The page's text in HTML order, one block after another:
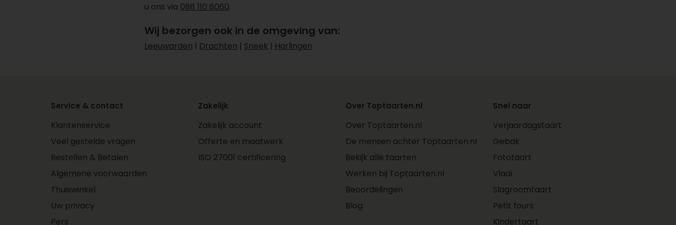
u ons via 088 110 8060.
Wij bezorgen ook in de omgeving van:
Leeuwarden | Drachten | Sneek | Harlingen
Service & contact
Klantenservice
Veel gestelde vragen
Bestellen & Betalen
Algemene voorwaarden
Thuiswinkel
Uw privacy
Pers
Zakelijk
Zakelijk account
Offerte en maatwerk
ISO 27001 certificering
Over Toptaarten.nl
Over Toptaarten.nl
De mensen achter Toptaarten.nl
Bekijk alle taarten
Werken bij Toptaarten.nl
Beoordelingen
Blog
Snel naar
Verjaardagstaart
Gebak
Fototaart
Vlaai
Slagroomtaart
Petit fours
Kindertaart